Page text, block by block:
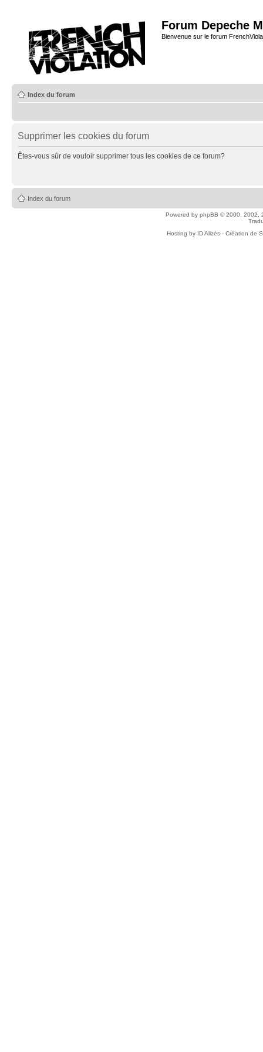
Forum Depeche
Bienvenue sur le forum
Index du forum
Supprimer les cookies du forum
Êtes-vous sûr de vouloir supprimer tous les cookies de ce forum?
Index du forum
Powered by phpBB © 2000, 2002,
Hosting by ID Alizés - Création de